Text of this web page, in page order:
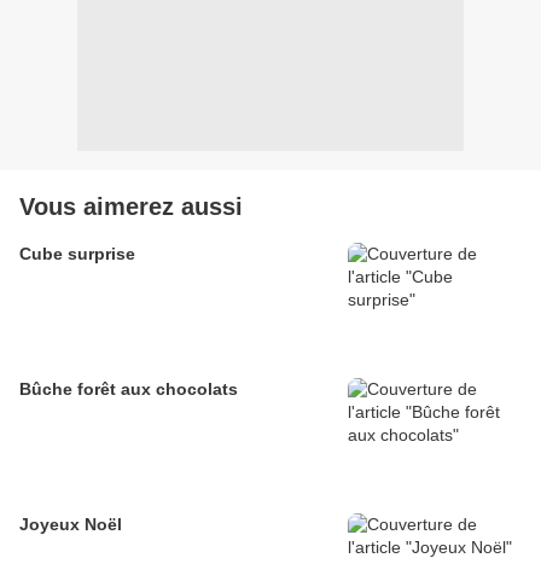
Vous aimerez aussi
Cube surprise
Bûche forêt aux chocolats
Joyeux Noël